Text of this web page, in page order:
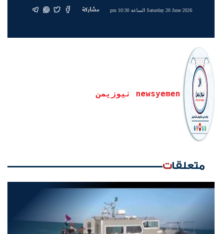
Saturday 20 June 2026 الساعة 10:30 pm مشاركة
newsyemen نيوزيمن
متعلقات